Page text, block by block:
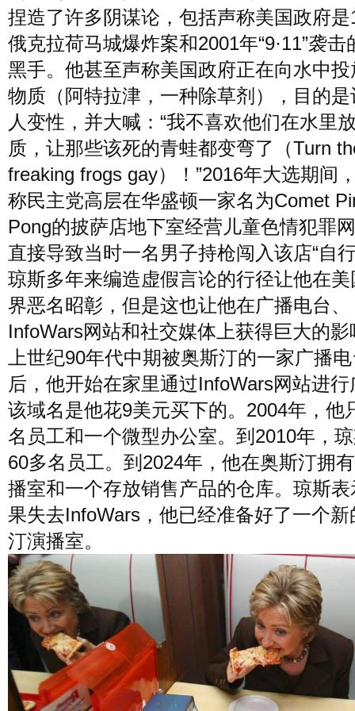
捏造了许多阴谋论，包括声称美国政府是
俄克拉荷马城爆炸案和2001年“9·11”袭击
黑手。他甚至声称美国政府正在向水中
物质（阿特拉津，一种除草剂），目的
人变性，并大喊：“我不喜欢他们在水里
质，让那些该死的青蛙都变弯了（Turn
freaking frogs gay）！”2016年大选期间
称民主党高层在华盛顿一家名为Comet
Pong的披萨店地下室经营儿童色情犯罪
直接导致当时一名男子持枪闯入该店“自
琼斯多年来编造虚假言论的行径让他在
界恶名昭彰，但是这也让他在广播电台、
InfoWars网站和社交媒体上获得巨大的影
上世纪90年代中期被奥斯汀的一家广播
后，他开始在家里通过InfoWars网站进行
该域名是他花9美元买下的。2004年，他
名员工和一个微型办公室。到2010年，
60多名员工。到2024年，他在奥斯汀拥
播室和一个存放销售产品的仓库。琼斯
果失去InfoWars，他已经准备好了一个新
汀演播室。